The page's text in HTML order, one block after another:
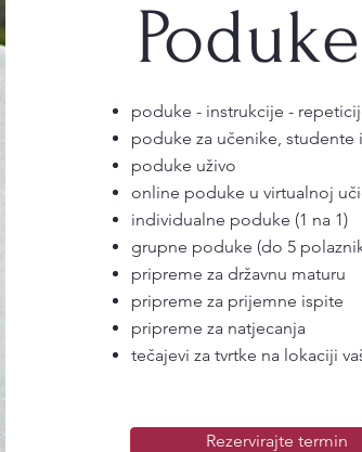
poduke - instrukcije -
poduke za učenike, studente
poduke uživo
online poduke u virtualnoj
individualne poduke (1 na 1)
grupne poduke (do 5
pripreme za državnu maturu
pripreme za prijemne ispite
pripreme za natjecanja
tečajevi za tvrtke na lokaciji
Rezervirajte termin